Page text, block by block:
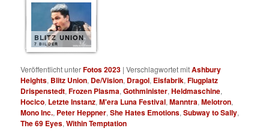
BLITZ UNION
7 BILDER
Veröffentlicht unterFotos 2023 |Verschlagwortet mitAshbury
Heights, Blitz Union, De/Vision, Dragol, Eisfabrik,Flugplatz
Drispenstedt,Frozen Plasma,Gothminister,Heldmaschine,
Hocico, Letzte Instanz,M'era Luna Festival,Manntra,Melotron,
Mono Inc., Peter Heppner,She Hates Emotions,Subway to Sally,
The 69 Eyes,Within Temptation